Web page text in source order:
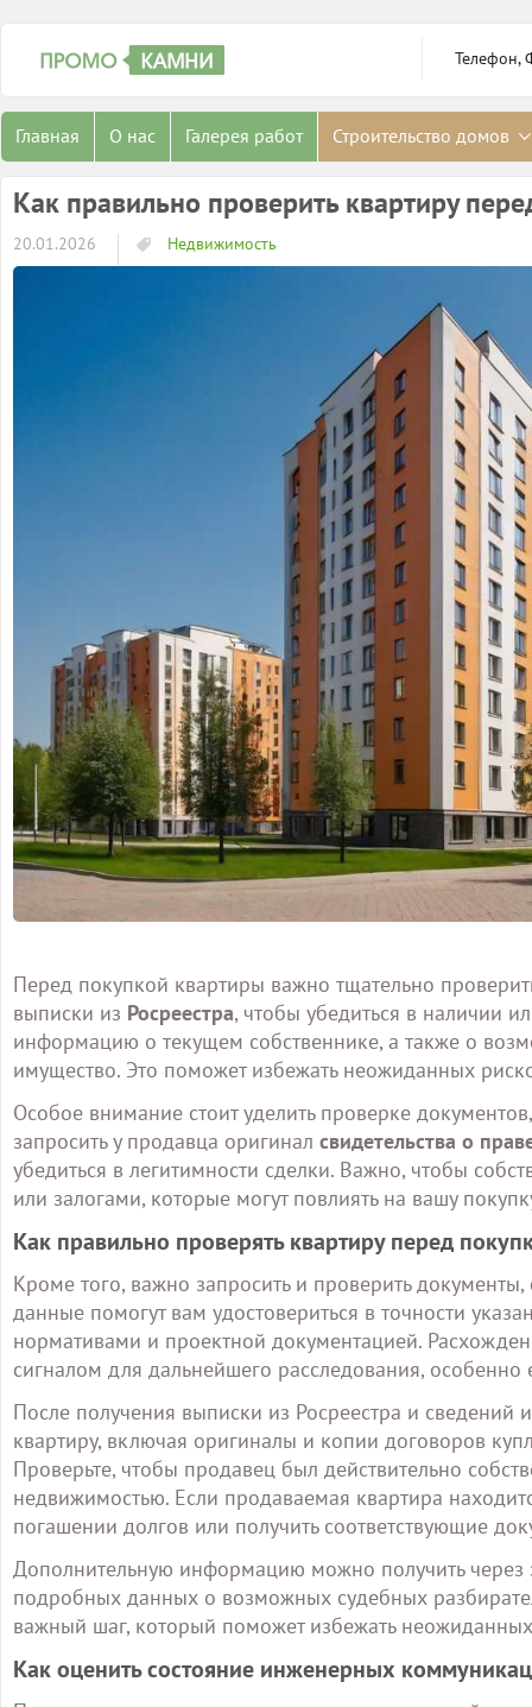
Телефон,
Главная О нас Галерея работ Строительство домов
Как правильно проверить квартиру
20.01.2026 Недвижимость
Перед покупкой квартиры важно тщательно
выписки из Росреестра, чтобы убедиться в наличии
информацию о текущем собственнике, а также о
имущество. Это поможет избежать неожиданных
Особое внимание стоит уделить проверке
запросить у продавца оригинал свидетельства о
убедиться в легитимности сделки. Важно, чтобы
или залогами, которые могут повлиять на вашу
Как правильно проверять квартиру перед
Кроме того, важно запросить и проверить
данные помогут вам удостовериться в точности
нормативами и проектной документацией.
сигналом для дальнейшего расследования,
После получения выписки из Росреестра и сведений
квартиру, включая оригиналы и копии договоров
Проверьте, чтобы продавец был действительно
недвижимостью. Если продаваемая квартира
погашении долгов или получить соответствующие
Дополнительную информацию можно получить через
подробных данных о возможных судебных
важный шаг, который поможет избежать
Как оценить состояние инженерных